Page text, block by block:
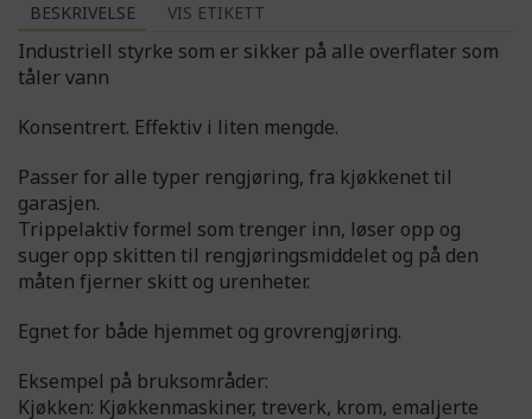
BESKRIVELSE VIS ETIKETT
Industriell styrke som er sikker på alle overflater som
tåler vann
Konsentrert. Effektiv i liten mengde.
Passer for alle typer rengjøring, fra kjøkkenet til
garasjen.
Trippelaktiv formel som trenger inn, løser opp og
suger opp skitten til rengjøringsmiddelet og på den
måten fjerner skitt og urenheter.
Egnet for både hjemmet og grovrengjøring.
Eksempel på bruksområder:
Kjøkken: Kjøkkenmaskiner, treverk, krom, emaljerte